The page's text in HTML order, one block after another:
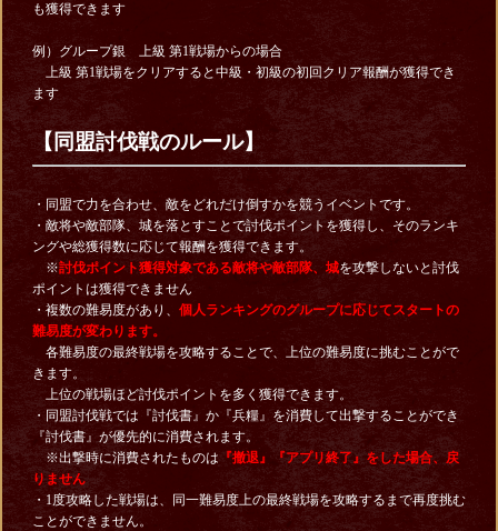
も獲得できます
例）グループ銀 上級 第1戦場からの場合
上級 第1戦場をクリアすると中級・初級の初回クリア報酬が獲得でき
ます
【同盟討伐戦のルール】
・同盟で力を合わせ、敵をどれだけ倒すかを競うイベントです。
・敵将や敵部隊、城を落とすことで討伐ポイントを獲得し、そのランキ
ングや総獲得数に応じて報酬を獲得できます。
※討伐ポイント獲得対象である敵将や敵部隊、城を攻撃しないと討伐
ポイントは獲得できません
・複数の難易度があり、 個人ランキングのグループに応じてスタートの
難易度が変わります。
各難易度の最終戦場を攻略することで、上位の難易度に挑むことがで
きます。
上位の戦場ほど討伐ポイントを多く獲得できます。
・同盟討伐戦では『討伐書』か『兵糧』を消費して出撃することができ
『討伐書』が優先的に消費されます。
※出撃時に消費されたものは 『撤退』『アプリ終了』をした場合、戻
りません
・1度攻略した戦場は、同一難易度上の最終戦場を攻略するまで再度挑む
ことができません。